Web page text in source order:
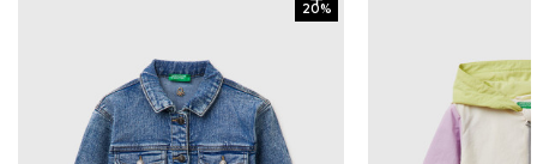
20%